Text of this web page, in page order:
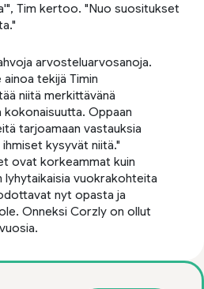
Tim kertoo. "Nuo suositukset
arvosteluarvosanoja.
tekijä Timin
niitä merkittävänä
kokonaisuutta. Oppaan
tarjoamaan vastauksia
kysyvät niitä."
ovat korkeammat kuin
lyhytaikaisia vuokrakohteita
nyt opasta ja
Onneksi Corzly on ollut